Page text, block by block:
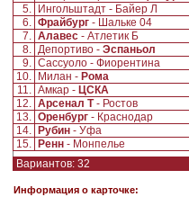
5.
Ингольштадт - Байер Л
6. Фрайбург - Шальке 04
7. Алавес - Атлетик Б
8. Депортиво - Эспаньол
9. Сассуоло - Фиорентина
10.
Милан - Рома
11. Амкар - ЦСКА
12. Арсенал Т- Ростов
13. Оренбург - Краснодар
14.
Рубин - Уфа
15.
Ренн - Монпелье
Вариантов: 32
Информация о карточке: